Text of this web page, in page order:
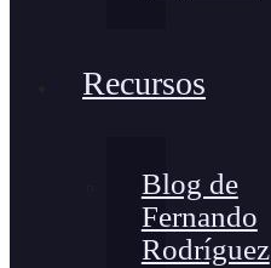
Recursos
Blog de
Fernando
Rodríguez